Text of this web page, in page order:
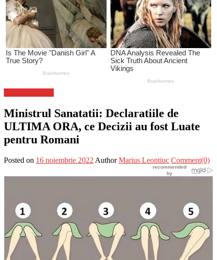
Ministrul Sanatatii: Declaratiile de
ULTIMA ORA, ce Decizii au fost Luate
pentru Romani
Posted on 16 noiembrie 2022 Author Marius Leontiuc Comment(0)